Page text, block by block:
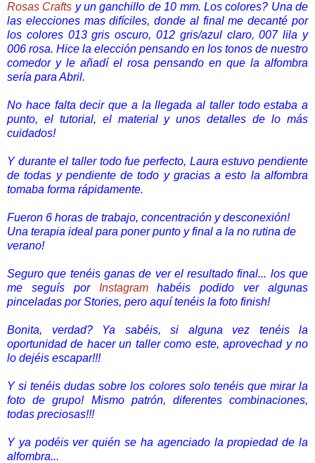
Rosas Crafts y un ganchillo de 10 mm. Los colores? Una de
las elecciones mas difíciles, donde al final me decanté por
los colores 013 gris oscuro, 012 gris/azul claro, 007 lila y
006 rosa. Hice la elección pensando en los tonos de nuestro
comedor y le añadí el rosa pensando en que la alfombra
sería para Abril.
No hace falta decir que a la llegada al taller todo estaba a
punto, el tutorial, el material y unos detalles de lo más
cuidados!
Y durante el taller todo fue perfecto, Laura estuvo pendiente
de todas y pendiente de todo y gracias a esto la alfombra
tomaba forma rápidamente.
Fueron 6 horas de trabajo, concentración y desconexión!
Una terapia ideal para poner punto y final a la no rutina de
verano!
Seguro que tenéis ganas de ver el resultado final... los que
me seguís por Instagramhabéis podido ver algunas
pinceladas por Stories, pero aquí tenéis la foto finish!
Bonita, verdad? Ya sabéis, si alguna vez tenéis la
oportunidad de hacer un taller como este, aprovechad y no
lo dejéis escapar!!!
Y si tenéis dudas sobre los colores solo tenéis que mirar la
foto de grupo! Mismo patrón, diferentes combinaciones,
todas preciosas!!!
Y ya podéis ver quién se ha agenciado la propiedad de la
alfombra...